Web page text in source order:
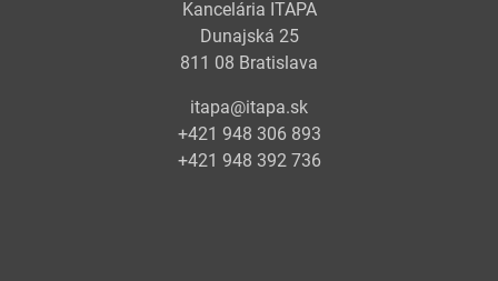
Kancelária ITAPA
Dunajská 25
811 08 Bratislava
itapa@itapa.sk
+421 948 306 893
+421 948 392 736